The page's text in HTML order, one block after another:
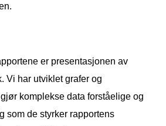
er presentasjonen av
Vi har utviklet grafer og
komplekse data forståelige og
som de styrker rapportens